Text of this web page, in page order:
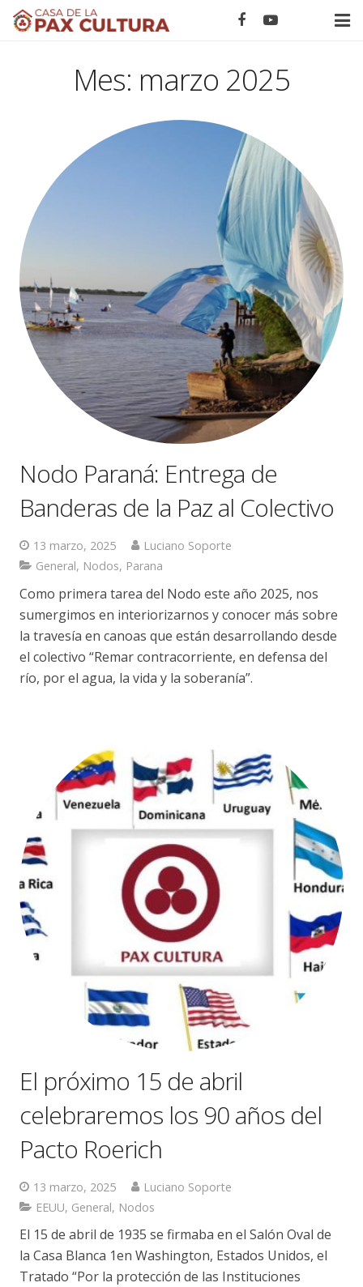
Calendario ONU
Proyectos
Nodos
Acerca de
Mes: marzo 2025
Nodo Paraná: Entrega de
Banderas de la Paz al Colectivo
13 marzo, 2025
Luciano Soporte
General, Nodos, Parana
Como primera tarea del Nodo este año 2025, nos
sumergimos en interiorizarnos y conocer más sobre
la travesía en canoas que están desarrollando desde
el colectivo “Remar contracorriente, en defensa del
río, por el agua, la vida y la soberanía”.
El próximo 15 de abril
celebraremos los 90 años del
Pacto Roerich
13 marzo, 2025
Luciano Soporte
EEUU, General, Nodos
El 15 de abril de 1935 se firmaba en el Salón Oval de
la Casa Blanca 1en Washington, Estados Unidos, el
Tratado “Por la protección de las Instituciones